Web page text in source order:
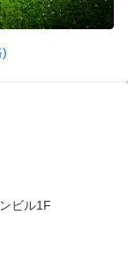
)
ビル1F